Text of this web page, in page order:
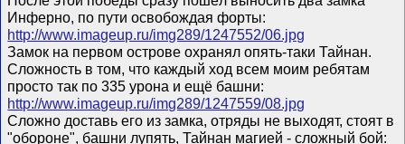
Инферно, по пути освобождая форты:
http://www.imageup.ru/img289/1247552/06.jpg
Замок на первом острове охранял опять-таки Тайнан.
Сложность в том, что каждый ход всем моим ребятам
просто так по 335 урона и ещё башни:
http://www.imageup.ru/img289/1247559/08.jpg
Сложно доставь его из замка, отряды не выходят, стоят в
"обороне", башни лупять, Тайнан магией - сложный бой: